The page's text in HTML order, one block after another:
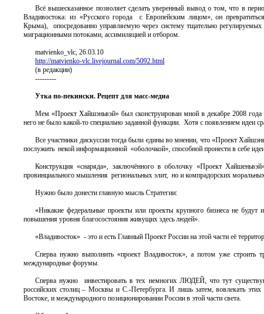
Всё вышесказанное позволяет сделать уверенный вывод о том, что в
Владивостока: из «Русского города с Европейским лицом», он
Крыма), опосредованно управляемую через систему тщательно
миграционными потоками, ассимиляцией и отбором.
matvienko_vlc, 26.03.10
http://matvienko-vlc.livejournal.com/5092.html
(в редакции)
---------
Утка по-пекински. Рецепт для масс-медиа
Мем «Проект Хайшэньвэй» был сконструирован мной в декабре 2008
него не было какой-то специально заданной функции. Хотя с появлением идеи
Все участники дискуссии тогда были едины во мнении, что «Проект
послужить некой информационной «оболочкой», способной пронести в себе
Конструкция «снаряда», заключённого в оболочку «Проект
провинциального мышления региональных элит, но и компрадорских
Нужно было донести главную мысль Стратегии:
«Никакие федеральные проекты или проекты крупного бизнеса не будут
повышения уровня благосостояния живущих здесь людей».
«Владивосток» - это и есть Главный Проект России на этой части её
Сперва нужно выполнить «проект Владивосток», а потом уже строить
международные форумы.
Сперва нужно инвестировать в тех немногих ЛЮДЕЙ, что тут
российских столиц – Москвы и С.-Петербурга. И лишь затем, вовлекать
Востоке, и международного позиционировании России в этой части света.